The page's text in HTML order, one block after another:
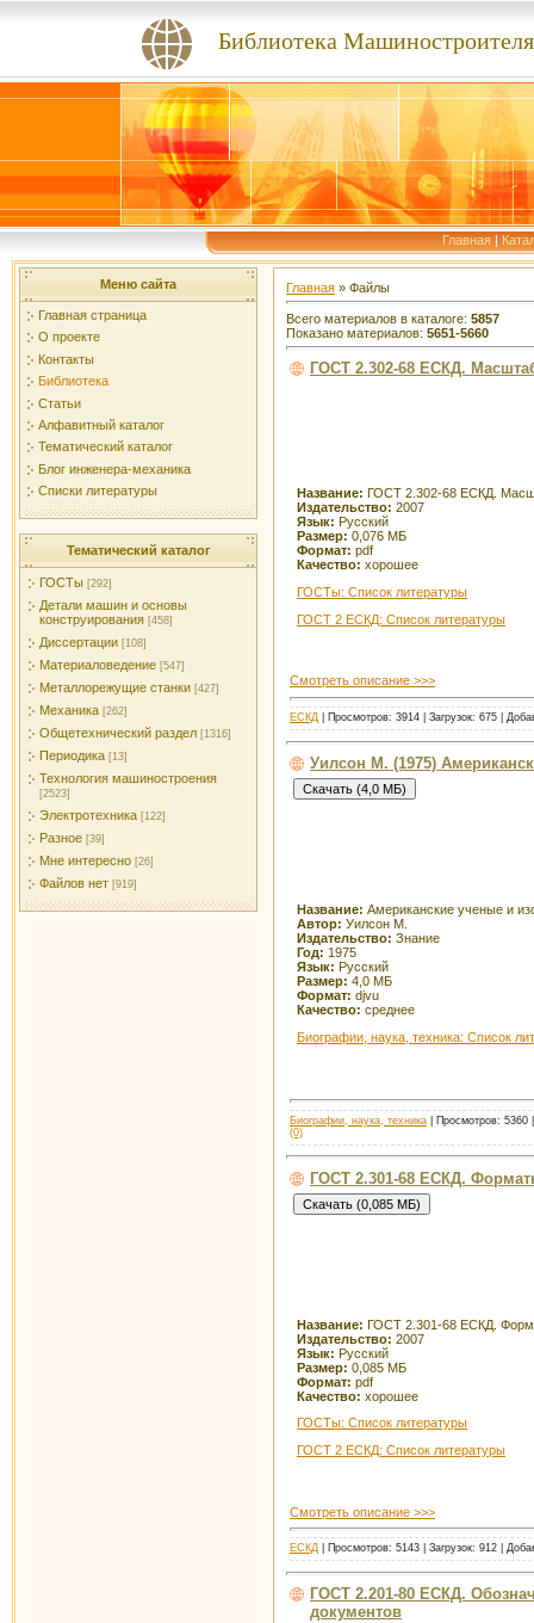
Библиотека Машиностроителя
Главная |
Меню сайта
Главная страница
О проекте
Контакты
Библиотека
Статьи
Алфавитный каталог
Тематический каталог
Блог инженера-механика
Списки литературы
Тематический каталог
ГОСТы [292]
Детали машин и основы
конструирования [458]
Диссертации [108]
Материаловедение [547]
Металлорежущие станки [427]
Механика [262]
Общетехнический раздел [1316]
Периодика [13]
Технология машиностроения
[2523]
Электротехника [122]
Разное [39]
Мне интересно [26]
Файлов нет [919]
Главная » Файлы
Всего материалов в каталоге: 5857
Показано материалов: 5651-5660
ГОСТ 2.302-68 ЕСКД.
Название: ГОСТ 2.302-68 ЕСКД.
Издательство: 2007
Язык: Русский
Размер: 0,076 МБ
Формат: pdf
Качество: хорошее
ГОСТы: Список литературы
ГОСТ 2 ЕСКД: Список литературы
Смотреть описание >>>
ЕСКД | Просмотров: 3914 | Загрузок: 675 |
Уилсон М. (1975)
Название: Американские ученые и
Автор: Уилсон М.
Издательство: Знание
Год: 1975
Язык: Русский
Размер: 4,0 МБ
Формат: djvu
Качество: среднее
Биографии, наука, техника: Список
Биографии, наука, техника | Просмотров: 5360
(0)
ГОСТ 2.301-68 ЕСКД.
Название: ГОСТ 2.301-68 ЕСКД.
Издательство: 2007
Язык: Русский
Размер: 0,085 МБ
Формат: pdf
Качество: хорошее
ГОСТы: Список литературы
ГОСТ 2 ЕСКД: Список литературы
Смотреть описание >>>
ЕСКД | Просмотров: 5143 | Загрузок: 912 |
ГОСТ 2.201-80 ЕСКД.
документов